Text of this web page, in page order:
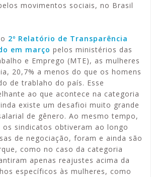
movimentos sociais, no Brasil
2º Relatório de Transparência
em março pelos ministérios das
e Emprego (MTE), as mulheres
20,7% a menos do que os homens
de trablaho do país. Esse
ao que acontece na categoria
existe um desafioi muito grande
de gênero. Ao mesmo tempo,
os sindicatos obtiveram ao longo
de negociação, foram e ainda são
como no caso da categoria
apenas reajustes acima da
específicos às mulheres, como